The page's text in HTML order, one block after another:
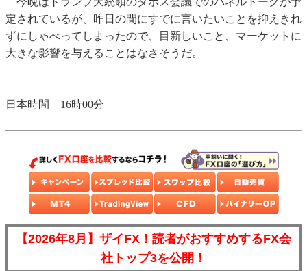
定されているが、昨日の間にすでに言いたいことを抑えきれ
ずにしゃべってしまったので、目新しいこと、マーケットに
大きな影響を与えることはなさそうだ。
日本時間 16時00分
【2026年8月】ザイFX！読者がおすすめするFX会
社トップ3を公開！